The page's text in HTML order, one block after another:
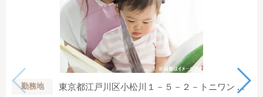
勤務地 東京都江戸川区小松川１－５－２－トニワン ...